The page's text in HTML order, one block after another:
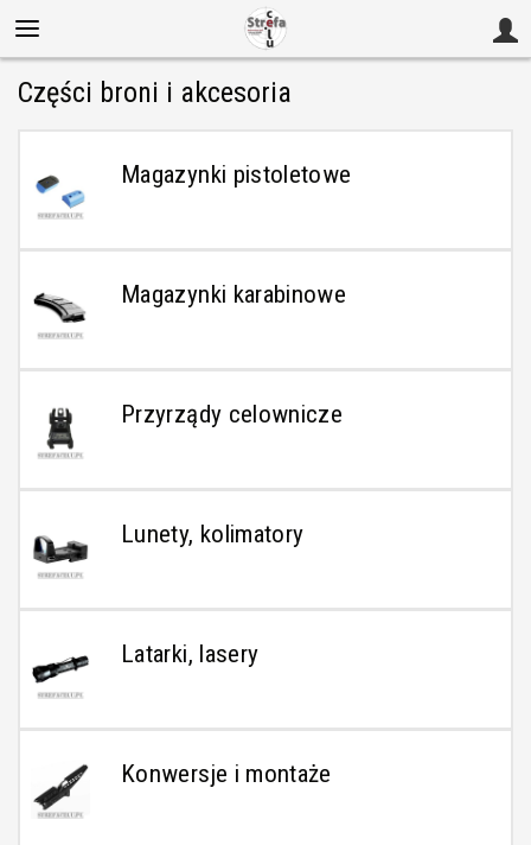
Części broni i akcesoria
Magazynki pistoletowe
Magazynki karabinowe
Przyrządy celownicze
Lunety, kolimatory
Latarki, lasery
Konwersje i montaże